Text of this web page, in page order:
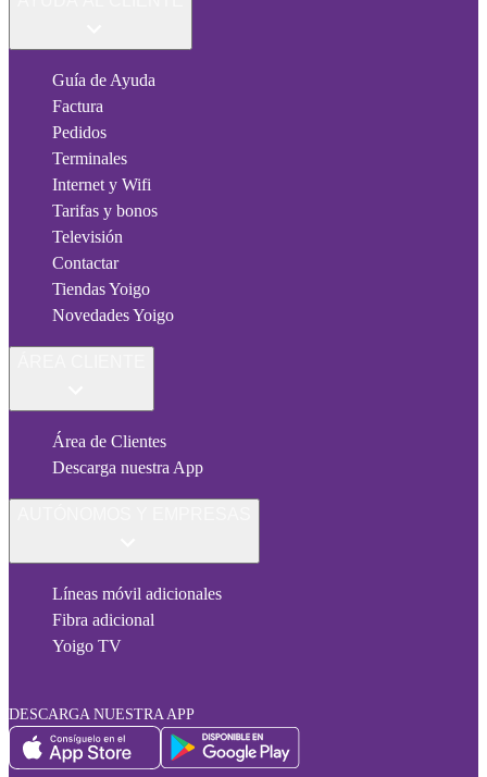
Guía de Ayuda
Factura
Pedidos
Terminales
Internet y Wifi
Tarifas y bonos
Televisión
Contactar
Tiendas Yoigo
Novedades Yoigo
Área de Clientes
Descarga nuestra App
Líneas móvil adicionales
Fibra adicional
Yoigo TV
DESCARGA NUESTRA APP